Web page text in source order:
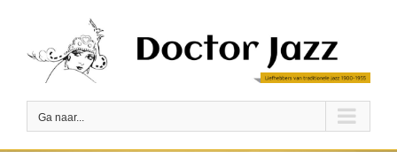
inhoud
Ga naar...